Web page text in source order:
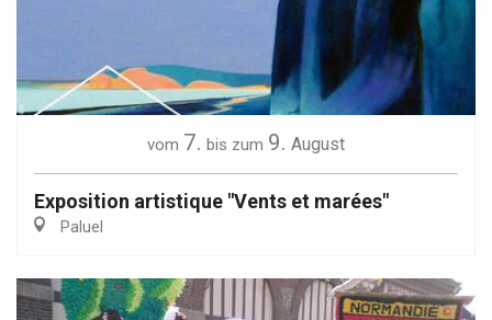
vom 7. bis zum 9. August
Exposition artistique "Vents et marées"
Paluel